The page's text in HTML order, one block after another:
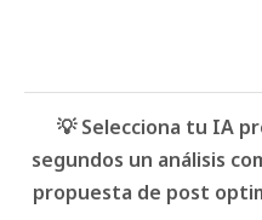
💡 Selecciona tu IA
segundos un análisis
propuesta de post